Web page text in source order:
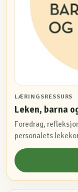
LÆRINGSRESSURS
Leken, barna
Foredrag,
personalets